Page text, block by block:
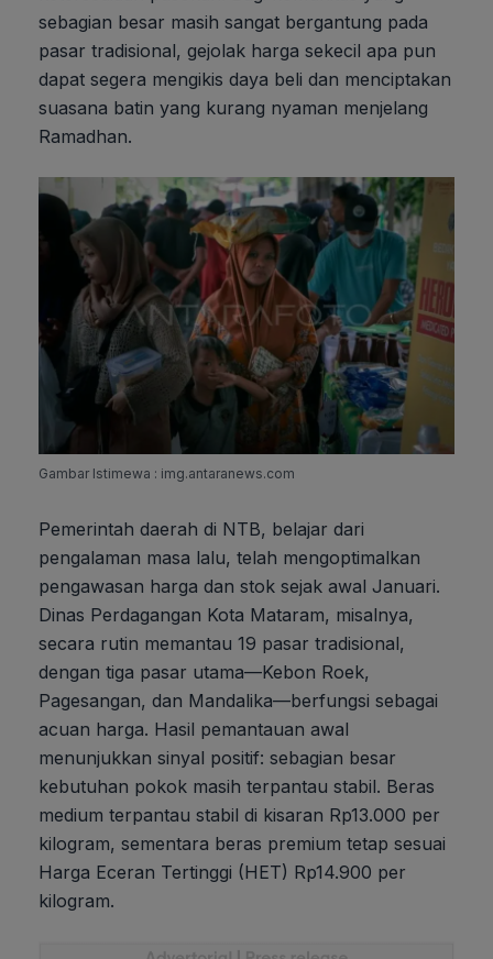
sebagian besar masih sangat bergantung pada
pasar tradisional, gejolak harga sekecil apa pun
dapat segera mengikis daya beli dan menciptakan
suasana batin yang kurang nyaman menjelang
Ramadhan.
Gambar Istimewa : img.antaranews.com
Pemerintah daerah di NTB, belajar dari
pengalaman masa lalu, telah mengoptimalkan
pengawasan harga dan stok sejak awal Januari.
Dinas Perdagangan Kota Mataram, misalnya,
secara rutin memantau 19 pasar tradisional,
dengan tiga pasar utama—Kebon Roek,
Pagesangan, dan Mandalika—berfungsi sebagai
acuan harga. Hasil pemantauan awal
menunjukkan sinyal positif: sebagian besar
kebutuhan pokok masih terpantau stabil. Beras
medium terpantau stabil di kisaran Rp13.000 per
kilogram, sementara beras premium tetap sesuai
Harga Eceran Tertinggi (HET) Rp14.900 per
kilogram.